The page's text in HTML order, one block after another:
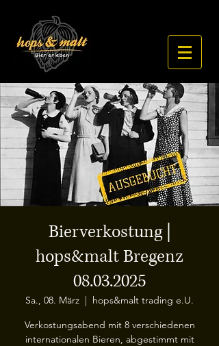
Bierverkostung |
hops&malt Bregenz
08.03.2025
Sa., 08. März
  |
hops&malt trading e.U.
Verkostungsabend mit 8 verschiedenen
internationalen Bieren, abgestimmt mit